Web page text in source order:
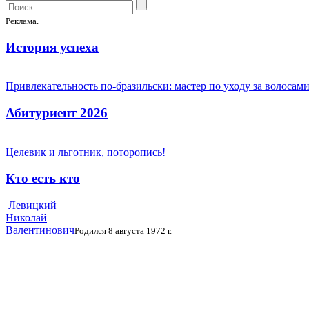
Реклама.
История успеха
Привлекательность по-бразильски: мастер по уходу за
Абитуриент 2026
Целевик и льготник, поторопись!
Кто есть кто
Левицкий
Николай
ВалентиновичРодился 8 августа 1972 г.